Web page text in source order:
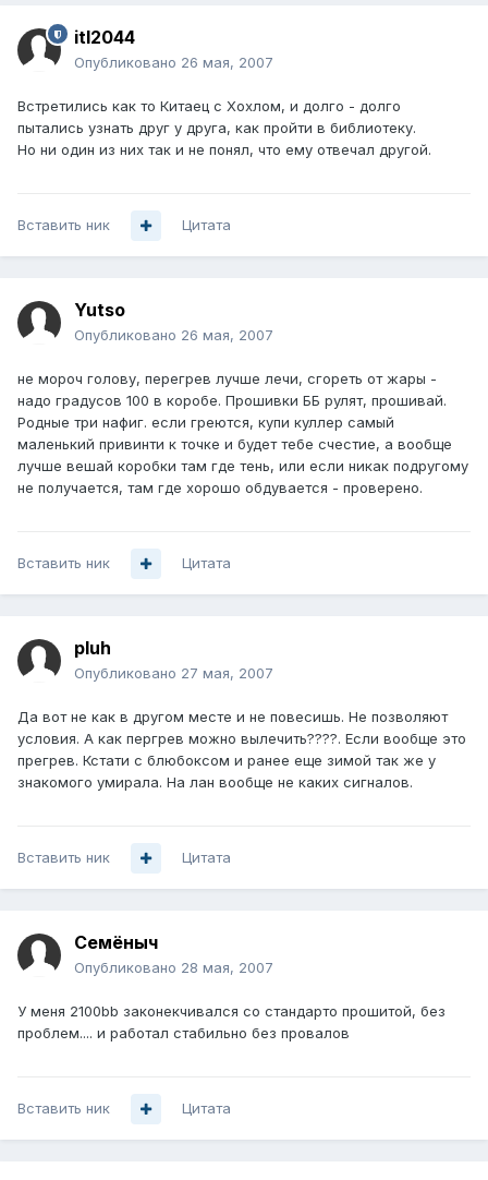
itl2044
Опубликовано 26 мая, 2007
Встретились как то Китаец с Хохлом, и долго - долго
пытались узнать друг у друга, как пройти в библиотеку.
Но ни один из них так и не понял, что ему отвечал другой.
Вставить ник Цитата
Yutso
Опубликовано 26 мая, 2007
не мороч голову, перегрев лучше лечи, сгореть от жары -
надо градусов 100 в коробе. Прошивки ББ рулят, прошивай.
Родные три нафиг. если греются, купи куллер самый
маленький привинти к точке и будет тебе счестие, а вообще
лучше вешай коробки там где тень, или если никак подругому
не получается, там где хорошо обдувается - проверено.
Вставить ник Цитата
pluh
Опубликовано 27 мая, 2007
Да вот не как в другом месте и не повесишь. Не позволяют
условия. А как пергрев можно вылечить????. Если вообще это
прегрев. Кстати с блюбоксом и ранее еще зимой так же у
знакомого умирала. На лан вообще не каких сигналов.
Вставить ник Цитата
Семёныч
Опубликовано 28 мая, 2007
У меня 2100bb законекчивался со стандарто прошитой, без
проблем.... и работал стабильно без провалов
Вставить ник Цитата